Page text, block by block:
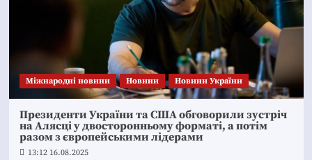
Міжнародні новини Новини Новини України
Президенти України та США обговорили зустріч
на Алясці у двосторонньому форматі, а потім
разом з європейськими лідерами
13:12 16.08.2025